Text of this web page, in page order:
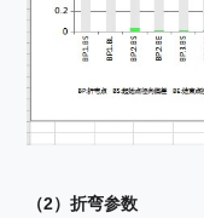
（2）折弯参数